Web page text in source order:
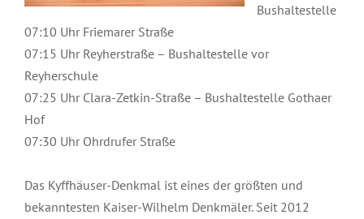
Bushaltestelle
07:10 Uhr Friemarer Straße
07:15 Uhr Reyherstraße – Bushaltestelle vor
Reyherschule
07:25 Uhr Clara-Zetkin-Straße – Bushaltestelle Gothaer
Hof
07:30 Uhr Ohrdrufer Straße
Das Kyffhäuser-Denkmal ist eines der größten und
bekanntesten Kaiser-Wilhelm Denkmäler. Seit 2012